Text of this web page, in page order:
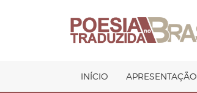
INÍCIO APRESENTAÇÃO